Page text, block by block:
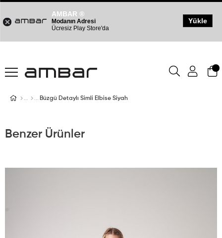
Büzgü Detaylı Simli Elbise Siyah
Benzer Ürünler
AMBAR ®
Modanın Adresi
Ücresiz Play Store'da
Yükle